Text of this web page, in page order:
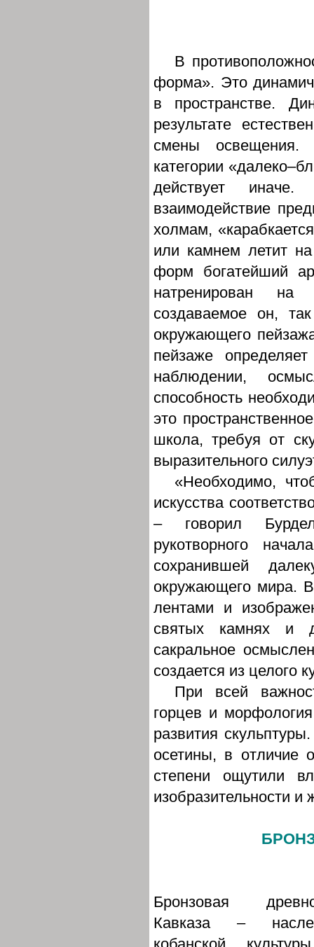
В
форма». Это
в пространстве.
результате
смены
категории
действует
взаимодействие
холмам,
или камнем летит
форм богатейший
натренирован на
создаваемое он,
окружающего
пейзаже
наблюдении,
способность
это
школа, требуя от
выразительного
«Необходимо,
искусства
– говорил
рукотворного
сохранившей
окружающего мира.
лентами и
святых камнях и
сакральное
создается из целого
При всей
горцев и
развития
осетины, в отличие
степени ощутили
изобразительности
Бронзовая
Кавказа –